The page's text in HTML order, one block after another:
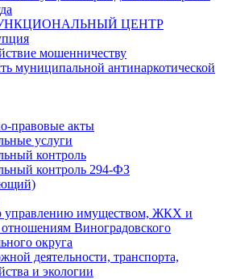
ЦЕНТР
мошенничеству
муниципальной антинаркотической
правовые акты
услуги
контроль
контроль 294-ФЗ
управлению имуществом, ЖКХ и
Виноградовского
округа
деятельности, транспорта,
и экологии